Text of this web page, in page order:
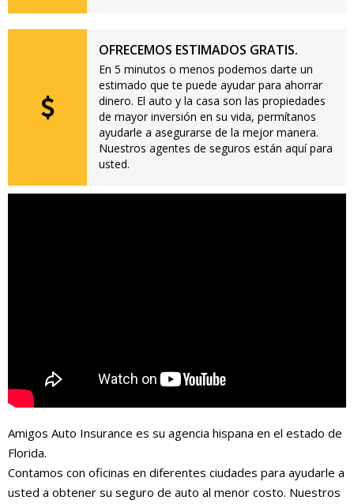
OFRECEMOS ESTIMADOS GRATIS.
En 5 minutos o menos podemos darte un
estimado que te puede ayudar para ahorrar
dinero. El auto y la casa son las propiedades
de mayor inversión en su vida, permítanos
ayudarle a asegurarse de la mejor manera.
Nuestros agentes de seguros están aquí para
usted.
Amigos Auto Insurance es su agencia hispana en el estado de
Florida.
Contamos con oficinas en diferentes ciudades para ayudarle a
usted a obtener su seguro de auto al menor costo. Nuestros